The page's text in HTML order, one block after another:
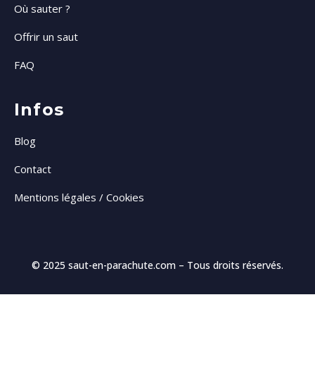
Où sauter ?
Offrir un saut
FAQ
Infos
Blog
Contact
Mentions légales / Cookies
© 2025 saut-en-parachute.com – Tous droits réservés.